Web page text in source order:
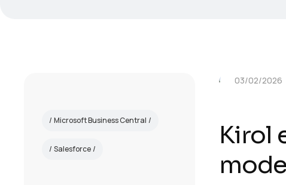
03/02/2026
Kirol
Microsoft Business Central
Salesforce